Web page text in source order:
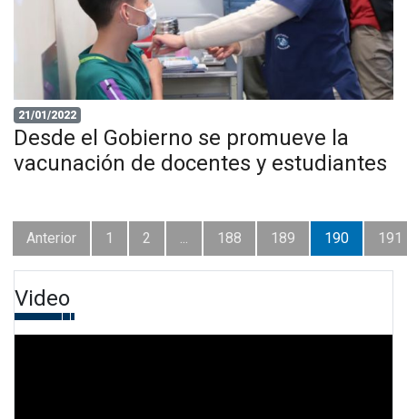
21/01/2022
Desde el Gobierno se promueve la
vacunación de docentes y estudiantes
Anterior 1 2 ... 188 189 190 191
Video